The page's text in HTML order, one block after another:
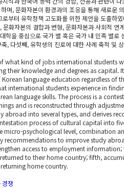
며, 문화자본이 환경과의 조응을 통해 새로
부터 유학정책 고도화를 위한 제언을 도출
화자본의 결합과 변형, 문화자본과 사회적
학을 중심으로 국가 별 혹은 국가 내 민족 별
, 다섯째, 유학생의 진로에 대한 사례 축적 및
kind of jobs international students
their knowledge and degrees as
language education regardless of
international students experience in
language skills. The process is a
and is reconstructed through
into several types, and derives
process of cultural capital into
micro-psychological level, combination
recommendations to improve study
access to employment
to their home country; fifth,
home country.
경쟁